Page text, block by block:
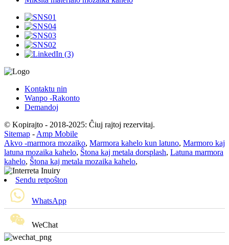
Kontaktu nin
Wanpo -Rakonto
Demandoj
© Kopirajto - 2018-2025: Ĉiuj rajtoj rezervitaj.
Sitemap -Amp Mobile
Akvo -marmora mozaiko, Marmora kahelo kun latuno, Marmoro kaj
latuna mozaika kahelo, Ŝtona kaj metala dorsplash, Latuna marmora
kahelo, Ŝtona kaj metala mozaika kahelo,
Sendu retpoŝton
WhatsApp
WeChat